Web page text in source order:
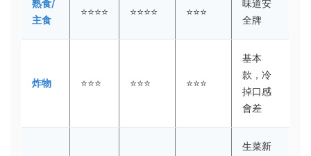
熟食/
主食
⭐⭐⭐⭐ ⭐⭐⭐⭐ ⭐⭐⭐
味道安
全牌
炸物 ⭐⭐⭐ ⭐⭐⭐ ⭐⭐⭐
基本
款，冷
掉口感
會差
生菜新